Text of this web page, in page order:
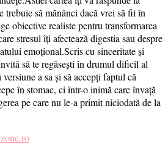
trebuie să mănânci dacă vrei să fii în
obiective realiste pentru transformarea
stresul îți afectează digestia sau despre
emoțional.Scris cu sinceritate și
să te regăsești în drumul dificil al
a sa și să accepți faptul că
în stomac, ci într-o inimă care învață
pe care nu le-a primit niciodată de la